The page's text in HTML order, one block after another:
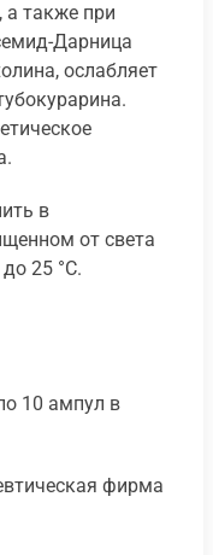
а также при
Дарница
ослабляет
в
от света
25 °С.
10 ампул в
фирма